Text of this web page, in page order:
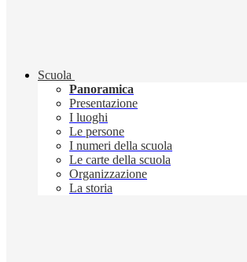
Scuola
Panoramica
Presentazione
I luoghi
Le persone
I numeri della scuola
Le carte della scuola
Organizzazione
La storia